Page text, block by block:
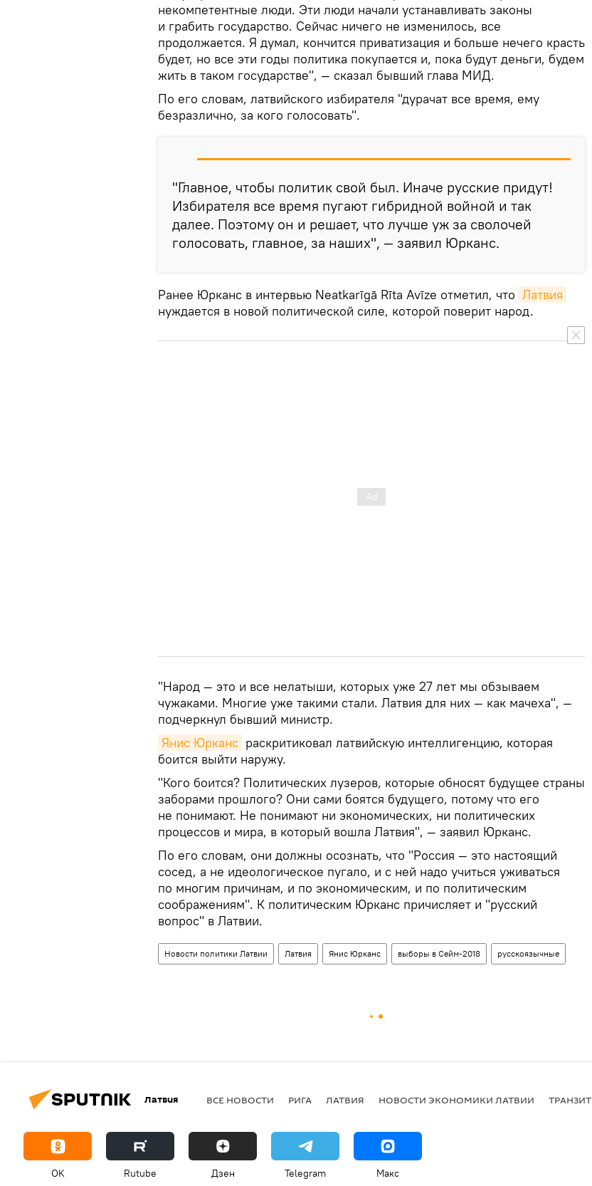
некомпетентные люди. Эти люди начали устанавливать законы
и грабить государство. Сейчас ничего не изменилось, все
продолжается. Я думал, кончится приватизация и больше нечего красть
будет, но все эти годы политика покупается и, пока будут деньги, будем
жить в таком государстве", — сказал бывший глава МИД.
По его словам, латвийского избирателя "дурачат все время, ему
безразлично, за кого голосовать".
"Главное, чтобы политик свой был. Иначе русские придут!
Избирателя все время пугают гибридной войной и так
далее. Поэтому он и решает, что лучше уж за сволочей
голосовать, главное, за наших", — заявил Юрканс.
Ранее Юрканс в интервью Neatkarīgā Rīta Avīze отметил, что Латвия
нуждается в новой политической силе, которой поверит народ.
"Народ — это и все нелатыши, которых уже 27 лет мы обзываем
чужаками. Многие уже такими стали. Латвия для них — как мачеха", —
подчеркнул бывший министр.
Янис Юрканс раскритиковал латвийскую интеллигенцию, которая
боится выйти наружу.
"Кого боится? Политических лузеров, которые обносят будущее страны
заборами прошлого? Они сами боятся будущего, потому что его
не понимают. Не понимают ни экономических, ни политических
процессов и мира, в который вошла Латвия", — заявил Юрканс.
По его словам, они должны осознать, что "Россия — это настоящий
сосед, а не идеологическое пугало, и с ней надо учиться уживаться
по многим причинам, и по экономическим, и по политическим
соображениям". К политическим Юрканс причисляет и "русский
вопрос" в Латвии.
Новости политики Латвии Латвия Янис Юрканс выборы в Сейм-2018 русскоязычные
Латвия ВСЕ НОВОСТИ РИГА ЛАТВИЯ НОВОСТИ ЭКОНОМИКИ ЛАТВИИ ТРАНЗИТ
OK Rutube Дзен Telegram Макс